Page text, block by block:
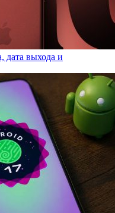
дата выхода и